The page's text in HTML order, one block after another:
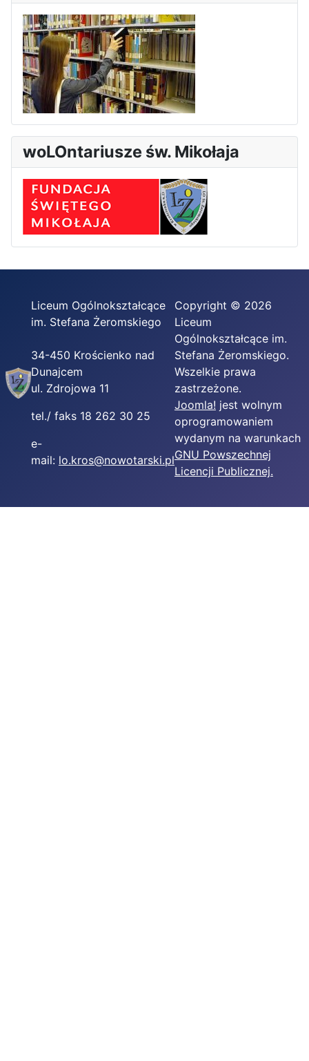
woLOntariusze św. Mikołaja
Liceum Ogólnokształcące
im. Stefana Żeromskiego
34-450 Krościenko nad
Dunajcem
ul. Zdrojowa 11
tel./ faks 18 262 30 25
e-
mail: lo.kros@nowotarski.pl
Copyright © 2026
Liceum
Ogólnokształcące im.
Stefana Żeromskiego.
Wszelkie prawa
zastrzeżone.
Joomla! jest wolnym
oprogramowaniem
wydanym na warunkach
GNU Powszechnej
Licencji Publicznej.